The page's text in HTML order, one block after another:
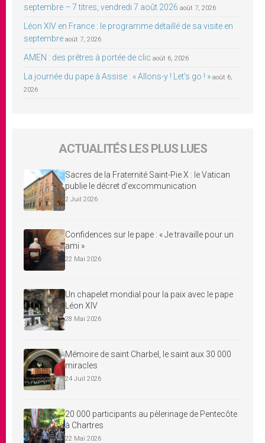
septembre – 7 titres, vendredi 7 août 2026 août 7, 2026
Léon XIV en France : le programme détaillé de sa visite en
septembre août 7, 2026
AMEN : des prêtres à portée de clic août 6, 2026
La journée du pape à Assise : « Allons-y ! Let’s go ! » août 6,
2026
ACTUALITÉS LES PLUS LUES
Sacres de la Fraternité Saint-Pie X : le Vatican
publie le décret d’excommunication
2 Juil 2026
Confidences sur le pape : « Je travaille pour un
ami »
22 Mai 2026
Un chapelet mondial pour la paix avec le pape
Léon XIV
28 Mai 2026
Mémoire de saint Charbel, le saint aux 30 000
miracles
24 Juil 2026
20 000 participants au pèlerinage de Pentecôte
à Chartres
22 Mai 2026